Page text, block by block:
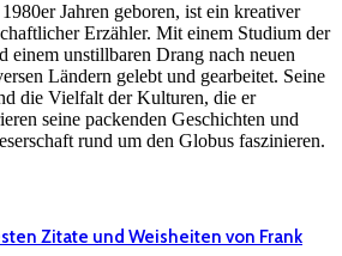
Jahren geboren, ist ein kreativer
Erzähler. Mit einem Studium der
einem unstillbaren Drang nach neuen
Ländern gelebt und gearbeitet. Seine
die Vielfalt der Kulturen, die er
seine packenden Geschichten und
rund um den Globus faszinieren.
Zitate und Weisheiten von Frank